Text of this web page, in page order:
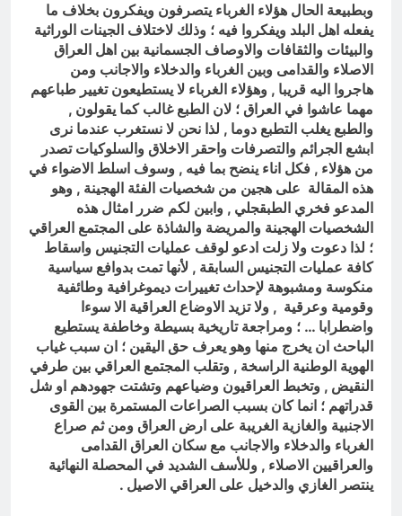
وبطبيعة الحال هؤلاء الغرباء يتصرفون ويفكرون بخلاف ما
يفعله اهل البلد ويفكروا فيه ؛ وذلك لاختلاف الجينات الوراثية
والبيئات والثقافات والاوصاف الجسمانية بين اهل العراق
الاصلاء والقدامى وبين الغرباء والدخلاء والاجانب ومن
هاجروا اليه قريبا , وهؤلاء الغرباء لا يستطيعون تغيير طباعهم
مهما عاشوا في العراق ؛ لان الطبع غالب كما يقولون ,
والطبع يغلب التطبع دوما , لذا نحن لا نستغرب عندما نرى
ابشع الجرائم والتصرفات واحقر الاخلاق والسلوكيات تصدر
من هؤلاء , فكل اناء ينضح بما فيه , وسوف اسلط الاضواء في
هذه المقالة على هجين من شخصيات الفئة الهجينة , وهو
المدعو فخري الطبقجلي , وابين لكم ضرر امثال هذه
الشخصيات الهجينة والمريضة والشاذة على المجتمع العراقي
؛ لذا دعوت ولا زلت ادعو لوقف عمليات التجنيس واسقاط
كافة عمليات التجنيس السابقة , لأنها تمت بدوافع سياسية
منكوسة ومشبوهة لإحداث تغييرات ديموغرافية وطائفية
وقومية وعرقية , ولا تزيد الاوضاع العراقية الا سوءا
واضطرابا … ؛ ومراجعة تاريخية بسيطة وخاطفة يستطيع
الباحث ان يخرج منها وهو يعرف حق اليقين ؛ ان سبب غياب
الهوية الوطنية الراسخة , وتقلب المجتمع العراقي بين طرفي
النقيض , وتخبط العراقيون وضياعهم وتشتت جهودهم او شل
قدراتهم ؛ انما كان بسبب الصراعات المستمرة بين القوى
الاجنبية والغازية الغريبة على ارض العراق ومن ثم صراع
الغرباء والدخلاء والاجانب مع سكان العراق القدامى
والعراقيين الاصلاء , وللأسف الشديد في المحصلة النهائية
ينتصر الغازي والدخيل على العراقي الاصيل .